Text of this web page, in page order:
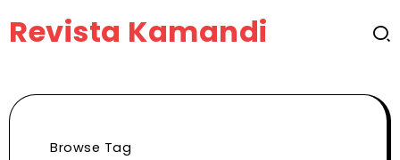
Revista Kamandi
Browse Tag